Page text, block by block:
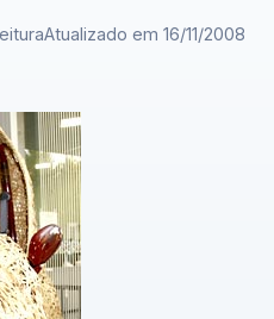
Atualizado em 16/11/2008